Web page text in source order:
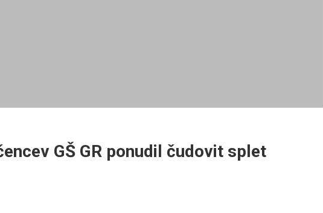
GŠ GR ponudil čudovit splet